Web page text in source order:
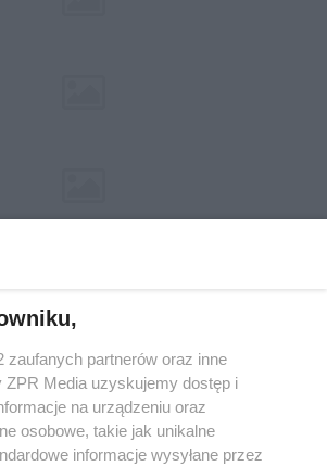
w serwisie nie może być powielany i
dalej rozpowszechniany w jakikolwiek sposób (w
lub mechaniczny) na jakimkolwiek polu
formie, włącznie z umieszczaniem w
zgody właściciela praw. Jakiekolwiek użycie lub
w całości lub w części z naruszeniem prawa,
zaufanych partnerów oraz inne
ZPR Media uzyskujemy dostęp i
na urządzeniu oraz
osobowe, takie jak unikalne
informacje wysyłane przez